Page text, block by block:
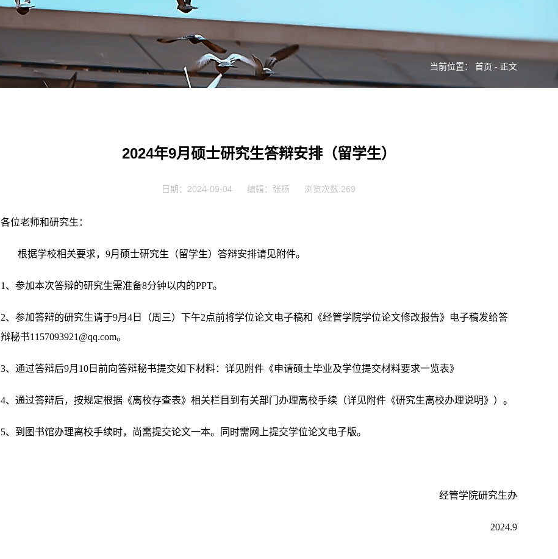
当前位置： 首页 - 正文
2024年9月硕士研究生答辩安排（留学生）
日期：2024-09-04 编辑：张杨 浏览次数:269
各位老师和研究生：
根据学校相关要求，9月硕士研究生（留学生）答辩安排请见附件。
1 、参加本次答辩的研究生需准备8分钟以内的PPT。
2、参加答辩的研究生请于9月4 日（周三）下午2点前将学位论文电子稿和《经管学院学位论文修改报告》电子稿发给答
辩秘书1157093921@qq.com。
3、通过答辩后9月 10 日前向答辩秘书提交如下材料：详见附件《申请硕士毕业及学位提交材料要求一览表》
4、通过答辩后，按规定根据《离校存查表》相关栏目到有关部门办理离校手续（详见附件《研究生离校办理说明》）。
5、到图书馆办理离校手续时，尚需提交论文一本。同时需网上提交学位论文电子版。
经管学院研究生办
2024.9